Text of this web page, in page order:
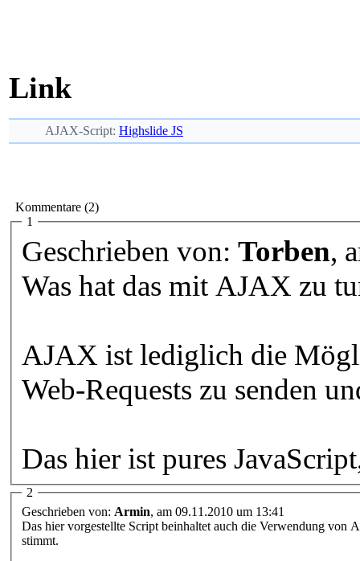
Link
AJAX-Script: Highslide JS
Kommentare (2)
1
Geschrieben von: Torben,
Was hat das mit AJAX zu
AJAX ist lediglich die
Web-Requests zu senden
Das hier ist pures
2
Geschrieben von: Armin, am 09.11.2010 um 13:41
Das hier vorgestellte Script beinhaltet auch die Verwendung
stimmt.